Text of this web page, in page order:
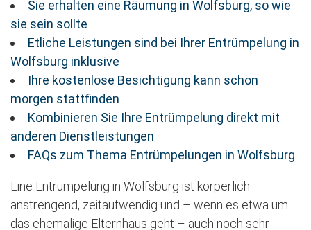
Sie erhalten eine Räumung in Wolfsburg, so wie
sie sein sollte
Etliche Leistungen sind bei Ihrer Entrümpelung in
Wolfsburg inklusive
Ihre kostenlose Besichtigung kann schon
morgen stattfinden
Kombinieren Sie Ihre Entrümpelung direkt mit
anderen Dienstleistungen
FAQs zum Thema Entrümpelungen in Wolfsburg
Eine Entrümpelung in Wolfsburg ist körperlich
anstrengend, zeitaufwendig und – wenn es etwa um
das ehemalige Elternhaus geht – auch noch sehr